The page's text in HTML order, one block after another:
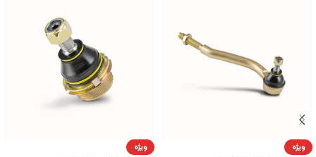
ویژه ویژه